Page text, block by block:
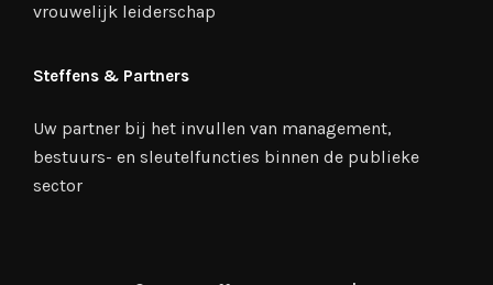
vrouwelijk leiderschap
Steffens & Partners
Uw partner bij het invullen van management,
bestuurs- en sleutelfuncties binnen de publieke
sector